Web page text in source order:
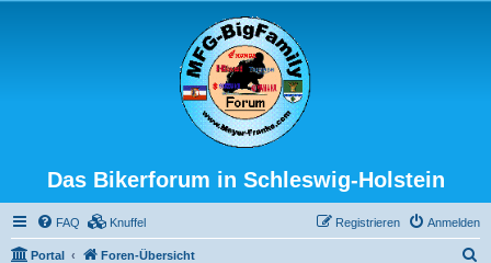
Das Bikerforum in Schleswig-Holstein
FAQ Knuffel Anmelden
Registrieren
Portal Foren-Übersicht